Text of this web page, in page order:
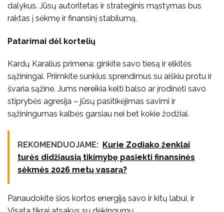
dalykus. Jūsų autoritetas ir strateginis mąstymas bus
raktas į sėkmę ir finansinį stabilumą.
Patarimai dėl kortelių
Kardų Karalius primena: ginkite savo tiesą ir elkitės
sąžiningai. Priimkite sunkius sprendimus su aiškiu protu ir
švaria sąžine. Jums nereikia kelti balso ar įrodinėti savo
stiprybės agresija – jūsų pasitikėjimas savimi ir
sąžiningumas kalbės garsiau nei bet kokie žodžiai.
REKOMENDUOJAME: Kurie Zodiako ženklai
turės didžiausią tikimybę pasiekti finansinės
sėkmės 2026 metų vasarą?
Panaudokite šios kortos energiją savo ir kitų labui, ir